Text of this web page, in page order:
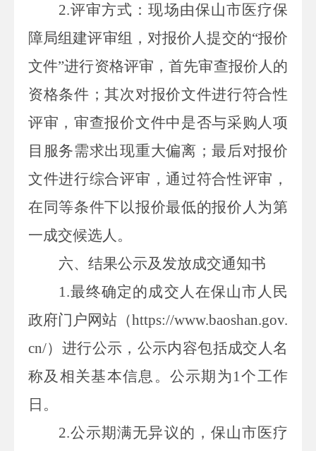
2.评审方式：现场由保山市医疗保
障局组建评审组，对报价人提交的“报价
文件”进行资格评审，首先审查报价人的
资格条件；其次对报价文件进行符合性
评审，审查报价文件中是否与采购人项
目服务需求出现重大偏离；最后对报价
文件进行综合评审，通过符合性评审，
在同等条件下以报价最低的报价人为第
一成交候选人。
六、结果公示及发放成交通知书
1.最终确定的成交人在保山市人民
政府门户网站（https://www.baoshan.gov.
cn/）进行公示，公示内容包括成交人名
称及相关基本信息。公示期为 1个工作
日。
2.公示期满无异议的，保山市医疗